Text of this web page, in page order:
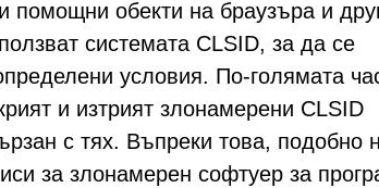
помощни обекти на браузъра и
системата CLSID, за да се
условия. По-голямата
и изтрият злонамерени CLSID
с тях. Въпреки това, подобно
за злонамерен софтуер за